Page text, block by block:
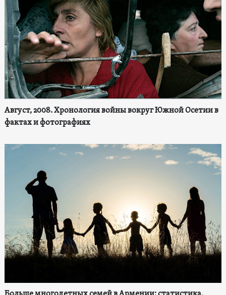
Август, 2008. Хронология войны вокруг Южной Осетии в
фактах и фотографиях